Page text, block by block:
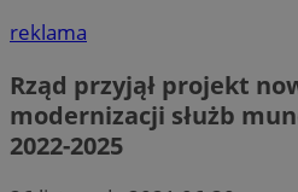
reklama
Rząd przyjął projekt
modernizacji służb
2022-2025